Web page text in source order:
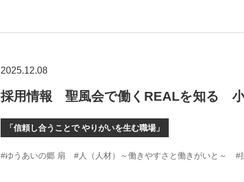
2025.12.08
採用情報 聖風会で働くREALを知る
「信頼し合うことで やりがいを生む職場」
#ゆうあいの郷 扇 #人（人材）～働きやすさと働きがいと～ #